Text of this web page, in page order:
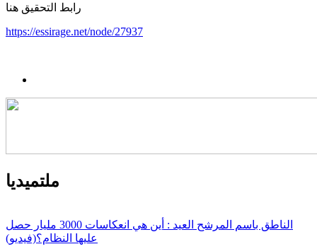
رابط التحقيق هنا
https://essirage.net/node/27937
ملتميديا
الناطق باسم المرشح العيد : أين هي انعكاسات 3000 مليار حصل
عليها النظام؟(فيديو)